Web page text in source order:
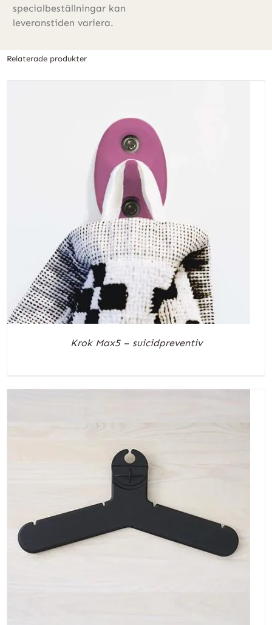
specialbeställningar kan
leveranstiden variera.
Relaterade produkter
Krok Max5 – suicidpreventiv